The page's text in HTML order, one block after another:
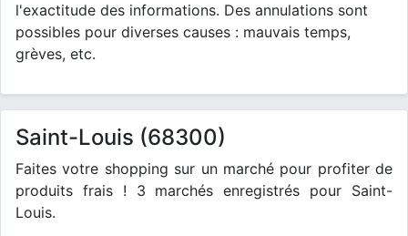
l'exactitude des informations. Des annulations sont
possibles pour diverses causes : mauvais temps,
grèves, etc.
Saint-Louis (68300)
Faites votre shopping sur un marché pour profiter de
produits frais ! 3 marchés enregistrés pour Saint-
Louis.